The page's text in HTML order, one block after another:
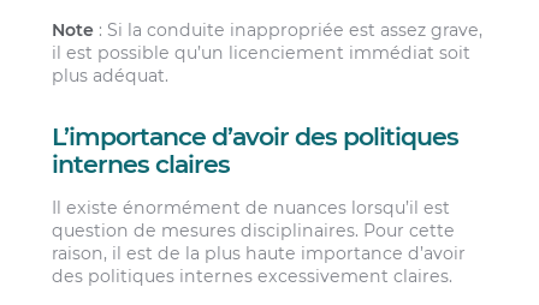
Note : Si la conduite inappropriée est assez grave,
il est possible qu’un licenciement immédiat soit
plus adéquat.
L’importance d’avoir des politiques
internes claires
Il existe énormément de nuances lorsqu’il est
question de mesures disciplinaires. Pour cette
raison, il est de la plus haute importance d’avoir
des politiques internes excessivement claires.